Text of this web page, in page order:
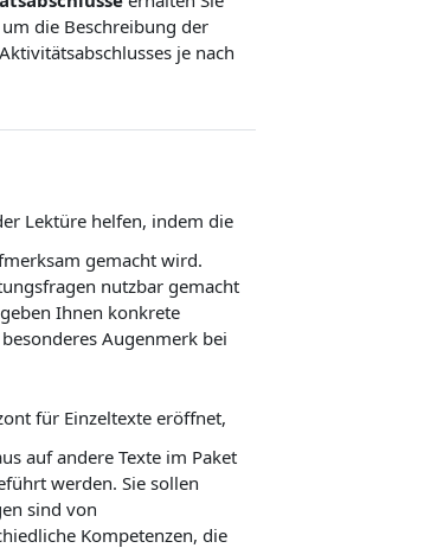
die Beschreibung der
je nach
Lektüre helfen, indem die
gemacht wird.
nutzbar gemacht
Ihnen konkrete
Augenmerk bei
für Einzeltexte eröffnet,
auf andere Texte im Paket
werden. Sie sollen
sind von
Kompetenzen, die